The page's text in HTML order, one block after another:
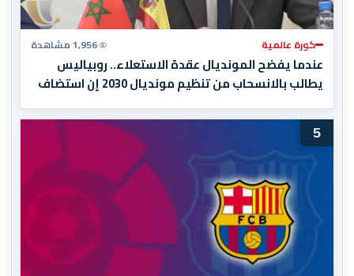
كورة عالمية 1,956 مشاهدة
عندما يفضح المونديال عقدة الاستعلاء.. روبياليس
يطالب بالانسحاب من تنظيم مونديال 2030 إن استضاف
المغرب المباراة النهائية!
5